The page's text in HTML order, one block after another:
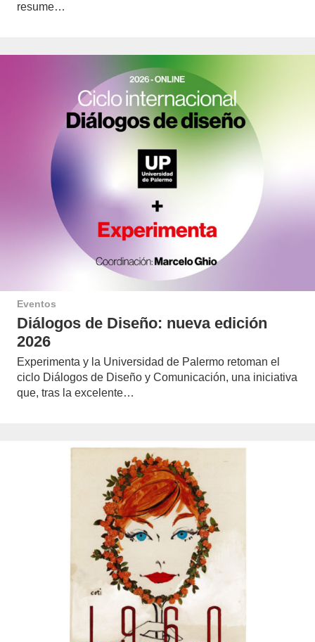
resume…
Eventos
Diálogos de Diseño: nueva edición
2026
Experimenta y la Universidad de Palermo retoman el
ciclo Diálogos de Diseño y Comunicación, una iniciativa
que, tras la excelente…